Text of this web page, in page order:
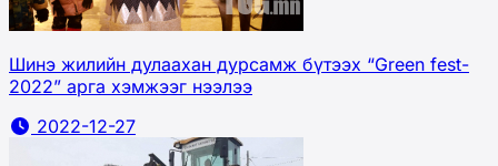
Шинэ жилийн дулаахан дурсамж бүтээх “Green fest-
2022” арга хэмжээг нээлээ
2022-12-27